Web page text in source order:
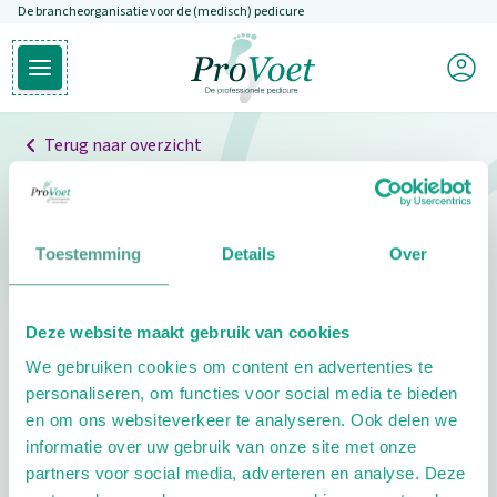
Toestemming Details Over
Deze website maakt gebruik van cookies
We gebruiken cookies om content en advertenties te
personaliseren, om functies voor social media te bieden
en om ons websiteverkeer te analyseren. Ook delen we
informatie over uw gebruik van onze site met onze
partners voor social media, adverteren en analyse. Deze
Overslaan en naar de inhoud gaan
De brancheorganisatie voor de (medisch) pedicure
Open hoofdmenu
Ga naar de homepagina
Mijn
Terug naar overzicht
Professionals
Pedicure niet gevonden
pedicure.